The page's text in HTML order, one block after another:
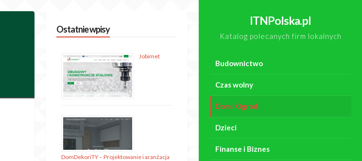
ITNPolska.pl
Katalog polecanych firm lokalnych
Budownictwo
Czas wolny
Dom i Ogród
Dzieci
Finanse i Biznes
Ostatnie wpisy
Jobimet
DomDekoriTY – Projektowanie i aranżacja